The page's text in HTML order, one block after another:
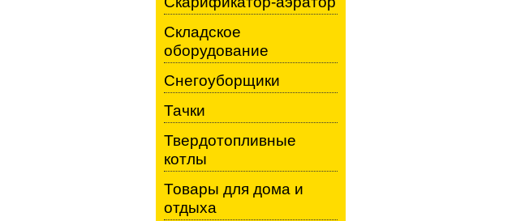
Складское
оборудование
Снегоуборщики
Тачки
Твердотопливные
котлы
Товары для дома и
отдыха